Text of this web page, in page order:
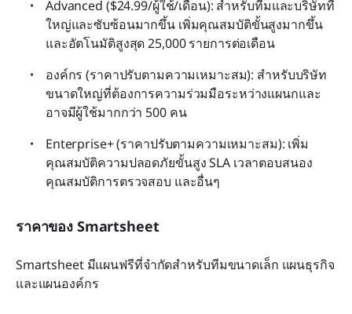
Advanced ($24.99/ผู้ใช้/เดือน): สำหรับทีมและบริษัทที่
ใหญ่และซับซ้อนมากขึ้น เพิ่มคุณสมบัติขั้นสูงมากขึ้น
และอัตโนมัติสูงสุด 25,000 รายการต่อเดือน
องค์กร (ราคาปรับตามความเหมาะสม): สำหรับบริษัท
ขนาดใหญ่ที่ต้องการความร่วมมือระหว่างแผนกและ
อาจมีผู้ใช้มากกว่า 500 คน
Enterprise+ (ราคาปรับตามความเหมาะสม): เพิ่ม
คุณสมบัติความปลอดภัยขั้นสูง SLA เวลาตอบสนอง
คุณสมบัติการตรวจสอบ และอื่นๆ
ราคาของ Smartsheet
Smartsheet มีแผนฟรีที่จำกัดสำหรับทีมขนาดเล็ก แผนธุรกิจ
และแผนองค์กร